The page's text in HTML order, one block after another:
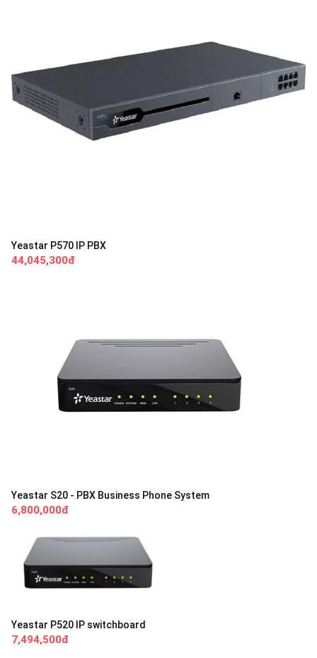
Yeastar P570 IP PBX
44,045,300đ
Yeastar S20 - PBX Business Phone System
6,800,000đ
Yeastar P520 IP switchboard
7,494,500đ